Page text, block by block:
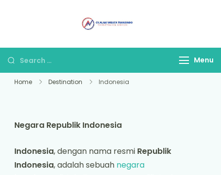
Menu
Home Destination Indonesia
Negara Republik Indonesia
Indonesia, dengan nama resmi Republik
Indonesia, adalah sebuah negara